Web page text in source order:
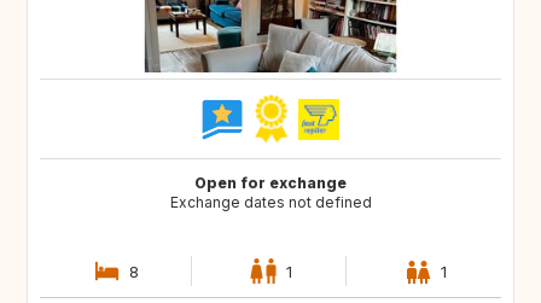
Open for exchange
Exchange dates not defined
8 1 1